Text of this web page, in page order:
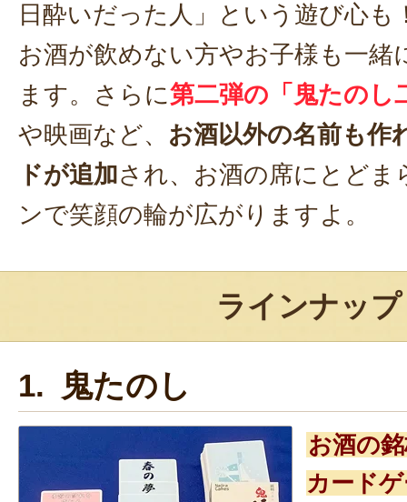
日酔いだった人」という遊び心も
お酒が飲めない方やお子様も一緒
ます。さらに第二弾の「鬼たのし
や映画など、 お酒以外の名前も作
ドが追加され、お酒の席にとどま
ンで笑顔の輪が広がりますよ。
ラインナップ
1. 鬼たのし
お酒の
カード